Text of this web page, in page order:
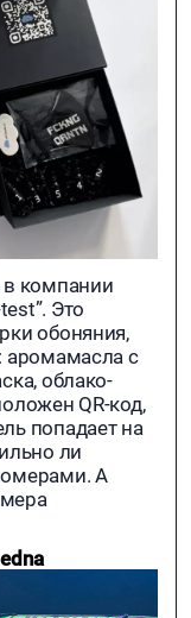
в компании
Это
обоняния,
аромамасла с
облако-
QR-код,
попадает на
ли
А